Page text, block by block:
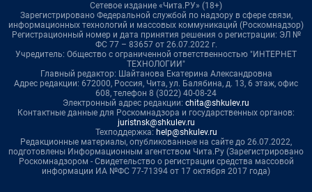
Сетевое издание «Чита.РУ» (18+)
Зарегистрировано Федеральной службой по надзору в сфере связи,
информационных технологий и массовых коммуникаций (Роскомнадзор)
Регистрационный номер и дата принятия решения о регистрации: ЭЛ №
ФС 77 – 83657 от 26.07.2022 г.
Учредитель: Общество с ограниченной ответственностью "ИНТЕРНЕТ
ТЕХНОЛОГИИ"
Главный редактор: Шайтанова Екатерина Александровна
Адрес редакции: 672000, Россия, Чита, ул. Балябина, д. 13, 6 этаж, офис
608, телефон 8 (3022) 40-08-24
Электронный адрес редакции: chita@shkulev.ru
Контактные данные для Роскомнадзора и государственных органов:
juristnsk@shkulev.ru
Техподдержка: help@shkulev.ru
Редакционные материалы, опубликованные на сайте до 26.07.2022,
подготовлены Информационным агентством Чита.Ру (Зарегистрировано
Роскомнадзором - Свидетельство о регистрации средства массовой
информации ИА №ФС 77-71394 от 17 октября 2017 года)